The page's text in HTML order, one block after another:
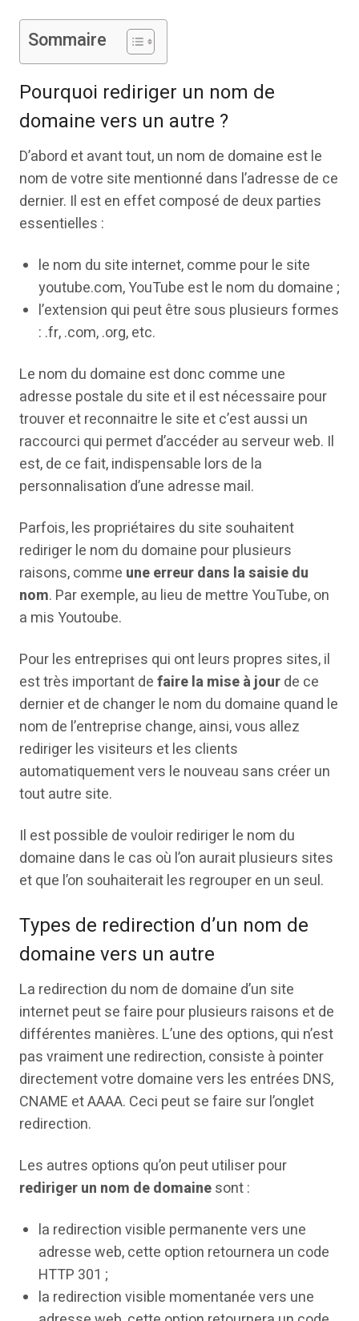
Sommaire
Pourquoi rediriger un nom de
domaine vers un autre ?
D’abord et avant tout, un nom de domaine est le
nom de votre site mentionné dans l’adresse de ce
dernier. Il est en effet composé de deux parties
essentielles :
le nom du site internet, comme pour le site
youtube.com, YouTube est le nom du domaine ;
l’extension qui peut être sous plusieurs formes
: .fr, .com, .org, etc.
Le nom du domaine est donc comme une
adresse postale du site et il est nécessaire pour
trouver et reconnaitre le site et c’est aussi un
raccourci qui permet d’accéder au serveur web. Il
est, de ce fait, indispensable lors de la
personnalisation d’une adresse mail.
Parfois, les propriétaires du site souhaitent
rediriger le nom du domaine pour plusieurs
raisons, comme une erreur dans la saisie du
nom. Par exemple, au lieu de mettre YouTube, on
a mis Youtoube.
Pour les entreprises qui ont leurs propres sites, il
est très important defaire la mise à jourde ce
dernier et de changer le nom du domaine quand le
nom de l’entreprise change, ainsi, vous allez
rediriger les visiteurs et les clients
automatiquement vers le nouveau sans créer un
tout autre site.
Il est possible de vouloir rediriger le nom du
domaine dans le cas où l’on aurait plusieurs sites
et que l’on souhaiterait les regrouper en un seul.
Types de redirection d’un nom de
domaine vers un autre
La redirection du nom de domaine d’un site
internet peut se faire pour plusieurs raisons et de
différentes manières. L’une des options, qui n’est
pas vraiment une redirection, consiste à pointer
directement votre domaine vers les entrées DNS,
CNAME et AAAA. Ceci peut se faire sur l’onglet
redirection.
Les autres options qu’on peut utiliser pour
rediriger un nom de domainesont :
la redirection visible permanente vers une
adresse web, cette option retournera un code
HTTP 301 ;
la redirection visible momentanée vers une